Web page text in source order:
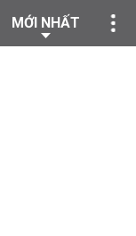
MỚI NHẤT